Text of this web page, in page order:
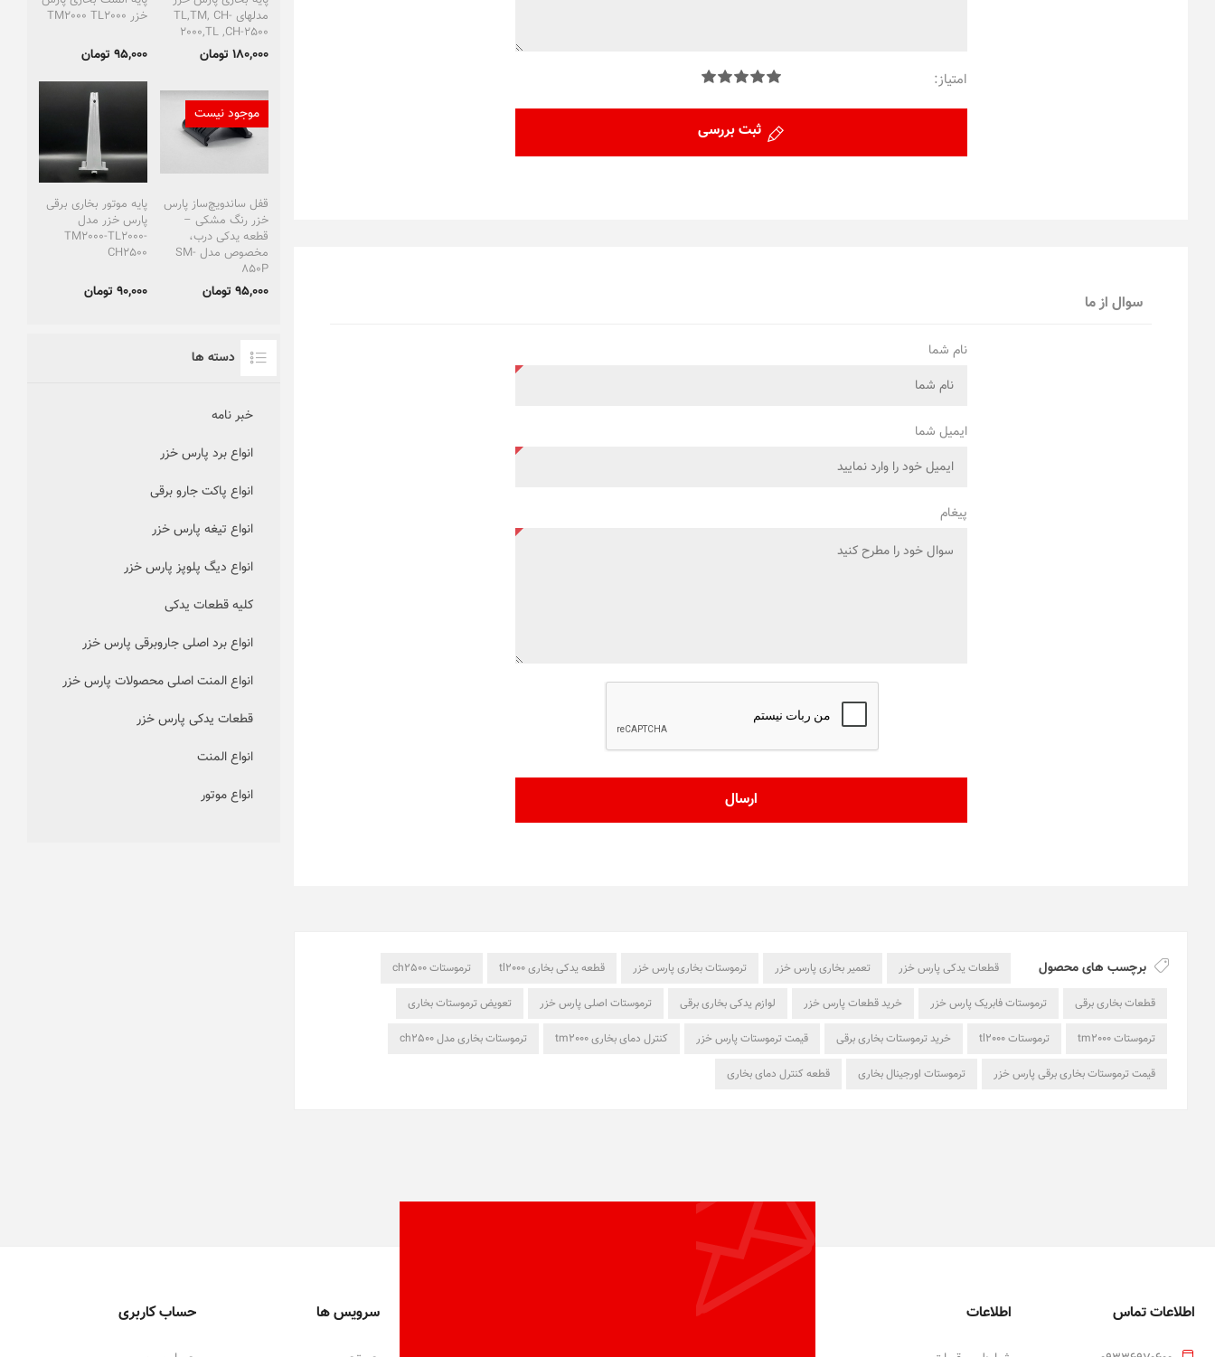
امتیاز:
ثبت بررسی
سوال از ما
نام شما
ایمیل شما
پیغام
برچسب های محصول قطعات یدکی پارس خزر تعمیر بخاری پارس خزر ترموستات بخاری پارس خزر قطعه یدکی بخاری tl2000 ترموستات ch2500
قطعات بخاری برقی ترموستات فابریک پارس خزر خرید قطعات پارس خزر لوازم یدکی بخاری برقی ترموستات اصلی پارس خزر تعویض ترموستات بخاری
ترموستات tm2000 ترموستات tl2000 خرید ترموستات بخاری برقی قیمت ترموستات پارس خزر کنترل دمای بخاری tm2000 ترموستات بخاری مدل ch2500
قیمت ترموستات بخاری برقی پارس خزر ترموستات اورجینال بخاری قطعه کنترل دمای بخاری
مدلهای TL,TM, CH-
2000,TL ,CH-2500
180,000 تومان
خزر TM2000 TL2000
95,000 تومان
موجود نیست
قفل ساندویچ‌ساز پارس
خزر رنگ مشکی –
قطعه یدکی درب،
مخصوص مدل‌ SM-
850P
95,000 تومان
پایه موتور بخاری برقی
پارس خزر مدل
TM2000-TL2000-
CH2500
90,000 تومان
دسته ها
خبر نامه
انواع برد پارس خزر
انواع پاکت جارو برقی
انواع تیغه پارس خزر
انواع دیگ پلوپز پارس خزر
کلیه قطعات یدکی
انواع برد اصلی جاروبرقی پارس خزر
انواع المنت اصلی محصولات پارس خزر
قطعات یدکی پارس خزر
انواع المنت
انواع موتور
اطلاعات تماس اطلاعات سرویس ها حساب کاربری